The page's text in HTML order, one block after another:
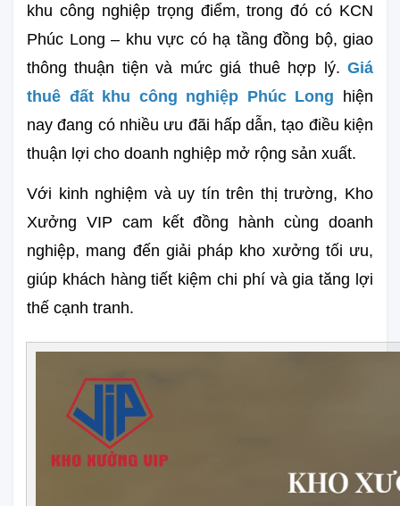
khu công nghiệp trọng điểm, trong đó có KCN
Phúc Long – khu vực có hạ tầng đồng bộ, giao
thông thuận tiện và mức giá thuê hợp lý. Giá
thuê đất khu công nghiệp Phúc Long hiện
nay đang có nhiều ưu đãi hấp dẫn, tạo điều kiện
thuận lợi cho doanh nghiệp mở rộng sản xuất.
Với kinh nghiệm và uy tín trên thị trường, Kho
Xưởng VIP cam kết đồng hành cùng doanh
nghiệp, mang đến giải pháp kho xưởng tối ưu,
giúp khách hàng tiết kiệm chi phí và gia tăng lợi
thế cạnh tranh.